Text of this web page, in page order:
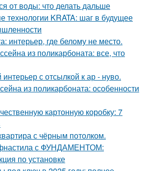
от воды: что делать дальше
технологии KRATA: шаг в будущее
интерьер, где белому не место.
из поликарбоната: все, что
с отсылкой к ар - нуво.
из поликарбоната: особенности
картонную коробку: 7
с чёрным потолком.
с ФУНДАМЕНТОМ:
по установке